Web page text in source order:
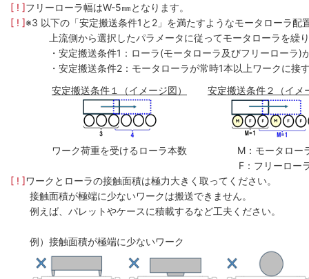
[ ! ]フリーローラ幅はW-5㎜となります。
[ ! ]※3 以下の「安定搬送条件1と2」を満たすようなモータローラ配
上流側から選択したパラメータに従ってモータローラを繰
・安定搬送条件1：ローラ(モータローラ及びフリーローラ
・安定搬送条件2：モータローラが常時1本以上ワークに接
安定搬送条件１（イメージ図）
ワーク荷重を受けるローラ本数
安定搬送条件２（イメ
M：モータロー
F：フリーロー
[ ! ]ワークとローラの接触面積は極力大きく取ってください。
接触面積が極端に少ないワークは搬送できません。
例えば、パレットやケースに積載するなど工夫ください。
例）接触面積が極端に少ないワーク